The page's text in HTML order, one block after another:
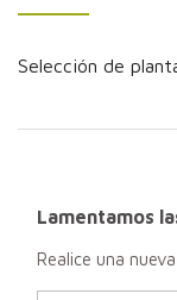
Selección de
Lamentamos
Realice una